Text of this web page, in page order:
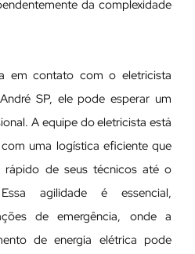
da complexidade
em contato com o eletricista
SP, ele pode esperar um
A equipe do eletricista está
uma logística eficiente que
rápido de seus técnicos até o
agilidade é essencial,
de emergência, onde a
de energia elétrica pode